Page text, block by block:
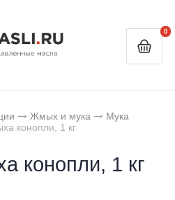
0
Жмых и мука
Мука
конопли, 1 кг
конопли, 1 кг